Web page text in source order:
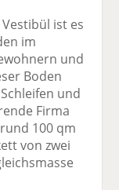
ist es
im
und
Boden
und
Firma
100 qm
von zwei